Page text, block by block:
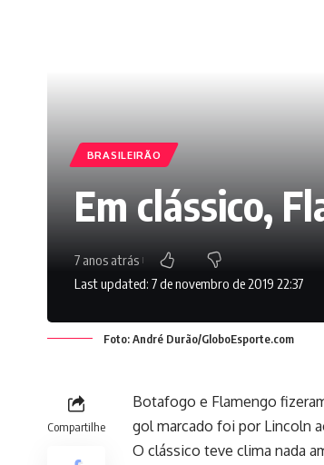
BRASILEIRÃO
Em clássico,
Last updated: 7 de novembro de 2019 22:37
7 anos atrás
Foto: André Durão/GloboEsporte.com
Compartilhe
Botafogo e Flamengo
gol marcado foi por Lincoln
O clássico teve clima nada